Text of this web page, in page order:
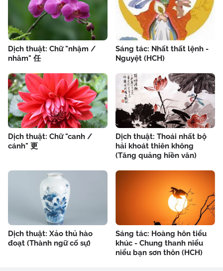
Dịch thuật: Chữ "nhậm /
nhâm" 任
Sáng tác: Nhất thất lệnh -
Nguyệt (HCH)
Dịch thuật: Chữ "canh /
cánh" 更
Dịch thuật: Thoái nhất bộ
hải khoát thiên không
(Tăng quảng hiền văn)
Dịch thuật: Xảo thủ hào
đoạt (Thành ngữ cố sự)
Sáng tác: Hoàng hôn tiểu
khúc - Chung thanh niểu
niểu bạn sơn thôn (HCH)